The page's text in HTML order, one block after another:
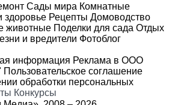
Сады мира Комнатные
здоровье Рецепты Домоводство
животные Поделки для сада Отдых
и вредители Фотоблог
информация Реклама в ООО
Пользовательское соглашение
обработки персональных
Конкурсы